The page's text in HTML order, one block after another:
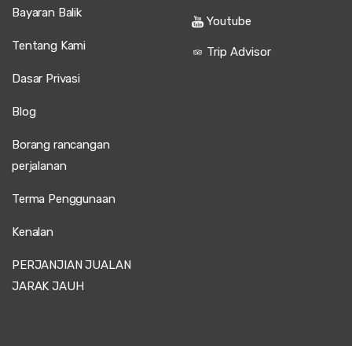
Bayaran Balik
Tentang Kami
Dasar Privasi
Blog
Borang rancangan
perjalanan
Terma Penggunaan
Kenalan
PERJANJIAN JUALAN
JARAK JAUH
Youtube
Trip Advisor